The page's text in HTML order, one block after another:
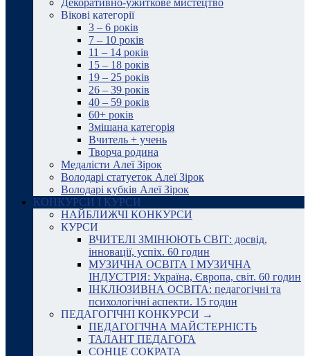
Декоративно-ужиткове мистецтво
Вікові категорії
3 – 6 років
7 – 10 років
11 – 14 років
15 – 18 років
19 – 25 років
26 – 39 років
40 – 59 років
60+ років
Змішана категорія
Вчитель + учень
Творча родина
Медалісти Алеї Зірок
Володарі статуеток Алеї Зірок
Володарі кубків Алеї Зірок
КОНКУРСИ І КУРСИ
НАЙБЛИЖЧІ КОНКУРСИ
КУРСИ
ВЧИТЕЛІ ЗМІНЮЮТЬ СВІТ: досвід,
інновації, успіх. 60 годин
МУЗИЧНА ОСВІТА І МУЗИЧНА
ІНДУСТРІЯ: Україна, Європа, світ. 60 годин
ІНКЛЮЗИВНА ОСВІТА: педагогічні та
психологічні аспекти. 15 годин
ПЕДАГОГІЧНІ КОНКУРСИ →
ПЕДАГОГІЧНА МАЙСТЕРНІСТЬ
ТАЛАНТ ПЕДАГОГА
СОНЦЕ СОКРАТА